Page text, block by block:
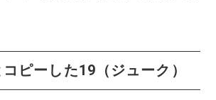
コピーした19（ジューク）